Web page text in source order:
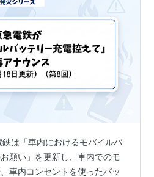
は「車内におけるモバイルバ
願い」を更新し、車内でのモ
車内コンセントを使ったバッ